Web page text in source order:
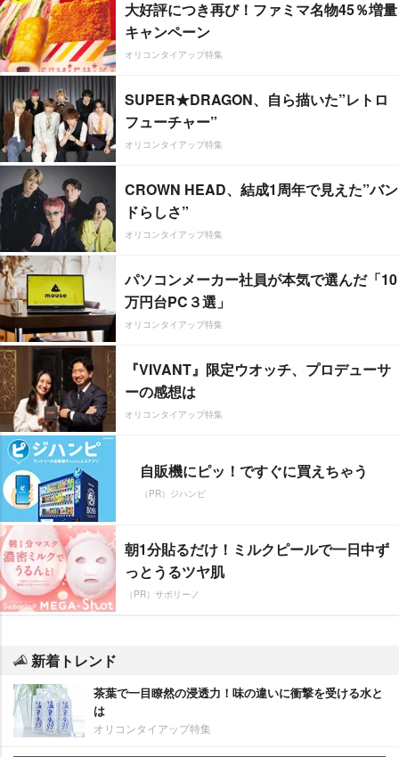
大好評につき再び！ファミマ名物45％増量
キャンペーン
オリコンタイアップ特集
SUPER★DRAGON、自ら描いた”レトロ
フューチャー”
オリコンタイアップ特集
CROWN HEAD、結成1周年で見えた”バン
ドらしさ”
オリコンタイアップ特集
パソコンメーカー社員が本気で選んだ「10
万円台PC３選」
オリコンタイアップ特集
『VIVANT』限定ウオッチ、プロデューサ
ーの感想は
オリコンタイアップ特集
自販機にピッ！ですぐに買えちゃう
（PR）ジハンピ
朝1分貼るだけ！ミルクピールで一日中ず
っとうるツヤ肌
（PR）サボリーノ
新着トレンド
茶葉で一目瞭然の浸透力！味の違いに衝撃を受ける水と
は
オリコンタイアップ特集